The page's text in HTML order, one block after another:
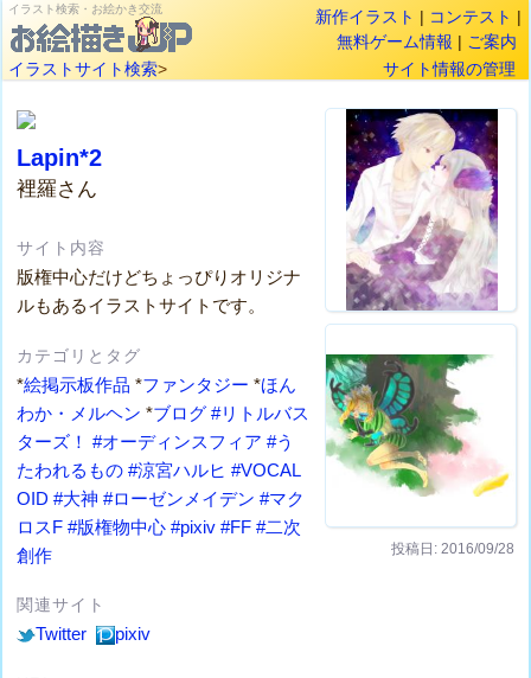
イラスト検索・お絵かき交流 新作イラスト | コンテスト |
無料ゲーム情報 | ご案内
イラストサイト検索> サイト情報の管理
投稿日: 2016/09/28
Lapin*2
裡羅さん
サイト内容
版権中心だけどちょっぴりオリジナ
ルもあるイラストサイトです。
カテゴリとタグ
*絵掲示板作品 *ファンタジー *ほん
わか・メルヘン *ブログ #リトルバス
ターズ！
#オーディンスフィア #う
たわれるもの #涼宮ハルヒ #VOCAL
OID #大神 #ローゼンメイデン #マク
ロスF #版権物中心 #pixiv #FF #二次
創作
関連サイト
Twitter pixiv